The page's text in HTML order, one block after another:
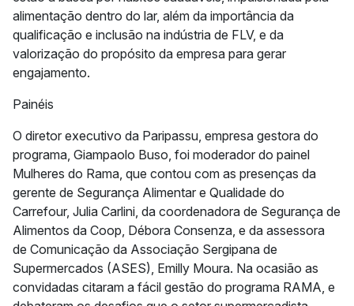
alimentação dentro do lar, além da importância da
qualificação e inclusão na indústria de FLV, e da
valorização do propósito da empresa para gerar
engajamento.
Painéis
O diretor executivo da Paripassu, empresa gestora do
programa, Giampaolo Buso, foi moderador do painel
Mulheres do Rama, que contou com as presenças da
gerente de Segurança Alimentar e Qualidade do
Carrefour, Julia Carlini, da coordenadora de Segurança de
Alimentos da Coop, Débora Consenza, e da assessora
de Comunicação da Associação Sergipana de
Supermercados (ASES), Emilly Moura. Na ocasião as
convidadas citaram a fácil gestão do programa RAMA, e